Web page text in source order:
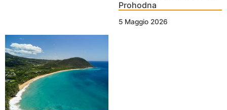
Prohodna
5 Maggio 2026